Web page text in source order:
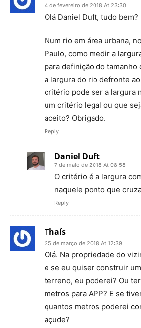
4 de fevereiro de 2018 At 23:30
Olá Daniel Duft, tudo bem?
Num rio em área urbana,
Paulo, como medir a
para definição do tamanho
a largura do rio defronte
critério pode ser a largura
um critério legal ou que
aceito? Obrigado.
Reply
Daniel Duft
7 de maio de 2018 At 08:58
O critério é a largura
naquele ponto que
Reply
Thaís
25 de março de 2018 At 12:39
Olá. Na propriedade do
e se eu quiser construir
terreno, eu poderei? Ou
metros para APP? E se
quantos metros poderei
açude?